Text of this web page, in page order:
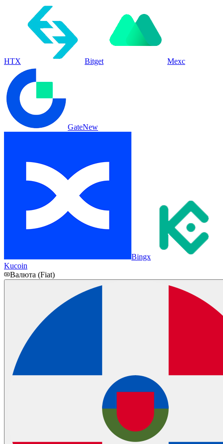
HTX Bitget Mexc
GateNew
Bingx
Kucoin
Валюта (Fiat)